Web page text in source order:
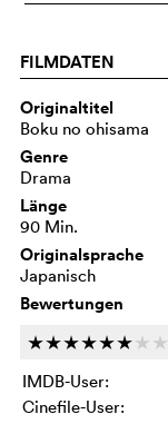
FILMDATEN
Originaltitel
Boku no ohisama
Genre
Drama
Länge
90 Min.
Originalsprache
Japanisch
Bewertungen
cccccc c c
IMDB-User:
Cinefile-User: